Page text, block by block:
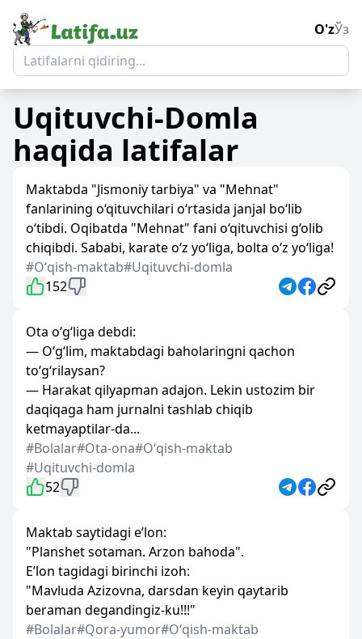
O'zЎз
Uqituvchi-Domla
haqida latifalar
Maktabda "Jismoniy tarbiya" va "Mehnat"
fanlarining o‘qituvchilari o‘rtasida janjal bo‘lib
o‘tibdi. Oqibatda "Mehnat" fani o‘qituvchisi g‘olib
chiqibdi. Sababi, karate o‘z yo‘liga, bolta o‘z yo‘liga!
#Oʻqish-maktab#Uqituvchi-domla
152
Ota o‘g‘liga debdi:
— O‘g‘lim, maktabdagi baholaringni qachon
to‘g‘rilaysan?
— Harakat qilyapman adajon. Lekin ustozim bir
daqiqaga ham jurnalni tashlab chiqib
ketmayaptilar-da...
#Bolalar#Ota-ona#Oʻqish-maktab
#Uqituvchi-domla
52
Maktab saytidagi e’lon:
"Planshet sotaman. Arzon bahoda".
E’lon tagidagi birinchi izoh:
"Mavluda Azizovna, darsdan keyin qaytarib
beraman degandingiz-ku!!!"
#Bolalar#Qora-yumor#Oʻqish-maktab